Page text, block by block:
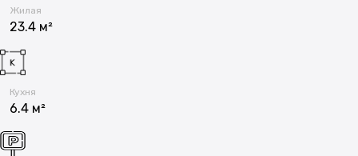
Жилая
23.4 м²
Кухня
6.4 м²